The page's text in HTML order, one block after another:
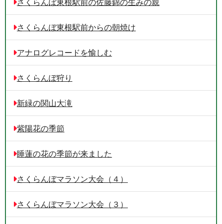
さくらんぼ東根駅前の佐藤錦の生みの親
さくらんぼ東根駅前からの朝焼け
アナログレコードを愉しむ
さくらんぼ狩り
新緑の関山大滝
紫陽花の季節
睡蓮の花の季節が来ました
さくらんぼマラソン大会（４）
さくらんぼマラソン大会（３）